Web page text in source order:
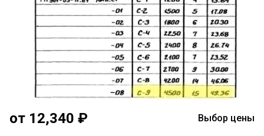
от 12,340 ₽ Выбор цены